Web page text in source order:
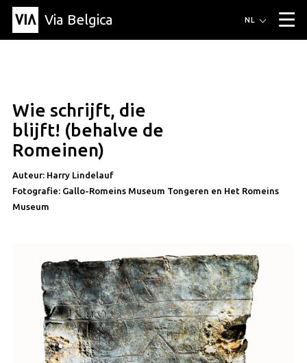
Via Belgica ▼
Artikel
Educatie
Recept
Vrienden
Over Via Belgica
NL
Wie schrijft, die
blijft! (behalve de
Romeinen)
Auteur: Harry Lindelauf
Fotografie: Gallo-Romeins Museum Tongeren en Het Romeins
Museum